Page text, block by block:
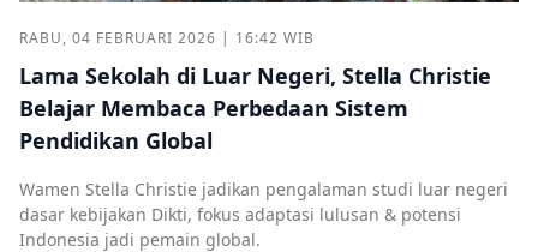
RABU, 04 FEBRUARI 2026 | 16:42 WIB
Lama Sekolah di Luar Negeri, Stella Christie
Belajar Membaca Perbedaan Sistem
Pendidikan Global
Wamen Stella Christie jadikan pengalaman studi luar negeri
dasar kebijakan Dikti, fokus adaptasi lulusan & potensi
Indonesia jadi pemain global.